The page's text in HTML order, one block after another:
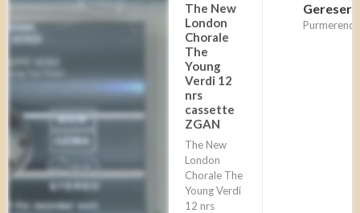
The New
London
Chorale
The
Young
Verdi 12
nrs
cassette
ZGAN
The New
London
Chorale The
Young Verdi
12 nrs
Purmerend,